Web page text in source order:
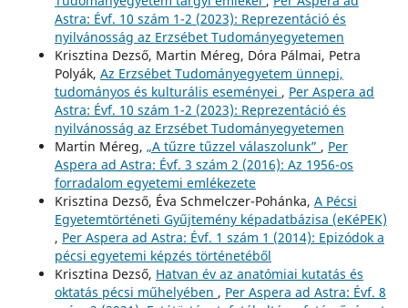
Astra: Évf. 10 szám 1-2 (2023): Reprezentáció és
nyilvánosság az Erzsébet Tudományegyetemen
Krisztina Dezső, Martin Méreg, Dóra Pálmai, Petra
Polyák, Az Erzsébet Tudományegyetem ünnepi,
tudományos és kulturális eseményei , Per Aspera ad
Astra: Évf. 10 szám 1-2 (2023): Reprezentáció és
nyilvánosság az Erzsébet Tudományegyetemen
Martin Méreg, „A tűzre tűzzel válaszolunk” , Per
Aspera ad Astra: Évf. 3 szám 2 (2016): Az 1956-os
forradalom egyetemi emlékezete
Krisztina Dezső, Éva Schmelczer-Pohánka, A Pécsi
Egyetemtörténeti Gyűjtemény képadatbázisa (eKéPEK)
, Per Aspera ad Astra: Évf. 1 szám 1 (2014): Epizódok a
pécsi egyetemi képzés történetéből
Krisztina Dezső, Hatvan év az anatómiai kutatás és
oktatás pécsi műhelyében , Per Aspera ad Astra: Évf. 8